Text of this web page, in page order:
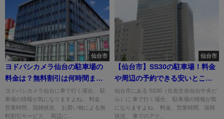
仙台市
ヨドバシカメラ仙台の駐車場の
料金は？無料割引は何時間ま
で？
ヨドバシカメラ仙台に車で行く場合、 駐
車場の情報が気になりますよね。 料金、
営業時間、混雑状況、 お買い物による無
料割引サービス、 周辺に...
仙台市
【仙台市】SS30の駐車場！料金
や周辺の予約できる安いとこ
は？
仙台市にある SS30（住友生命仙台中央ビ
ル）に 車で行く場合、 駐車場の情報が気
になりますよね。 料金、営業時間、混雑
状況、 車でのアク...